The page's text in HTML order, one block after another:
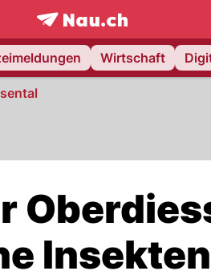
frontpage.NAU.ch
Wirtschaft